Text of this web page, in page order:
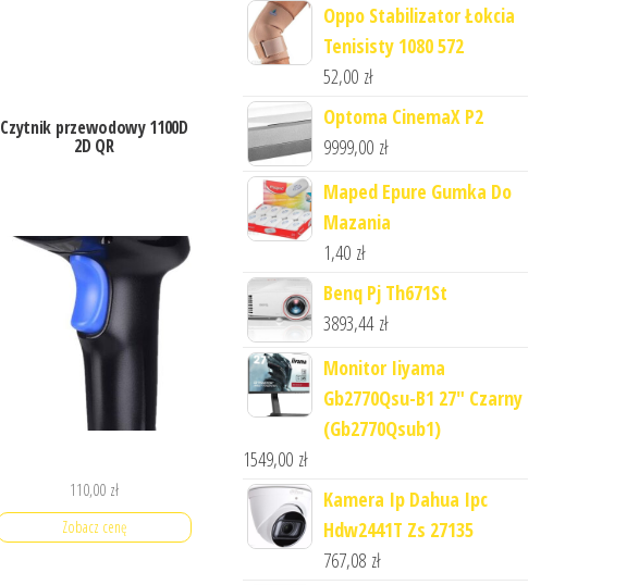
Czytnik przewodowy 1100D
2D QR
110,00 zł
Zobacz cenę
Oppo Stabilizator Łokcia
Tenisisty 1080 572
52,00 zł
Optoma CinemaX P2
9999,00 zł
Maped Epure Gumka Do
Mazania
1,40 zł
Benq Pj Th671St
3893,44 zł
Monitor Iiyama
Gb2770Qsu-B1 27" Czarny
(Gb2770Qsub1)
1549,00 zł
Kamera Ip Dahua Ipc
Hdw2441T Zs 27135
767,08 zł